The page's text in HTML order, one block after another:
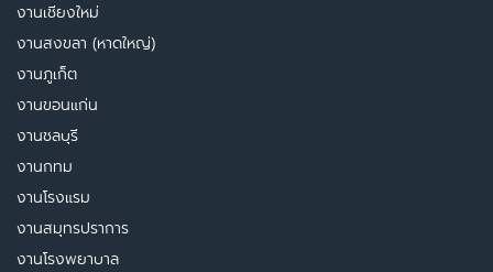
งานเชียงใหม่
งานสงขลา (หาดใหญ่)
งานภูเก็ต
งานขอนแก่น
งานชลบุรี
งานกทม
งานโรงแรม
งานสมุทรปราการ
งานโรงพยาบาล